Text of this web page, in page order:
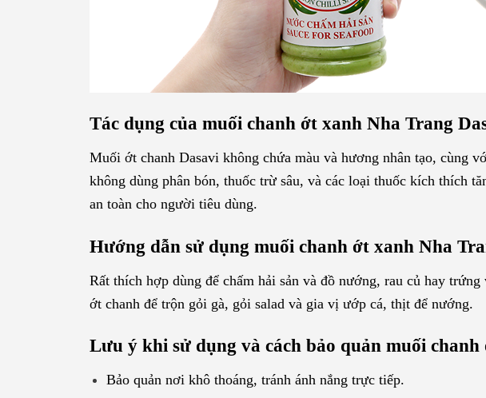
Tác dụng của muối chanh ớt xanh Nha Trang
Muối ớt chanh Dasavi không chứa màu và hương nhân tạo, cùng
không dùng phân bón, thuốc trừ sâu, và các loại thuốc kích thích
an toàn cho người tiêu dùng.
Hướng dẫn sử dụng muối chanh ớt xanh Nha
Rất thích hợp dùng để chấm hải sản và đồ nướng, rau củ hay
ớt chanh để trộn gỏi gà, gỏi salad và gia vị ướp cá, thịt để nướng.
Lưu ý khi sử dụng và cách bảo quản muối
Bảo quản nơi khô thoáng, tránh ánh nắng trực tiếp.